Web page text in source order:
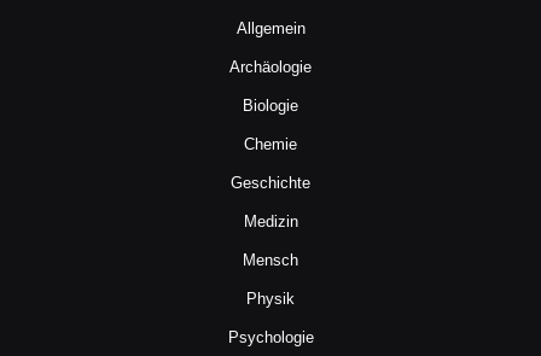
Allgemein
Archäologie
Biologie
Chemie
Geschichte
Medizin
Mensch
Physik
Psychologie